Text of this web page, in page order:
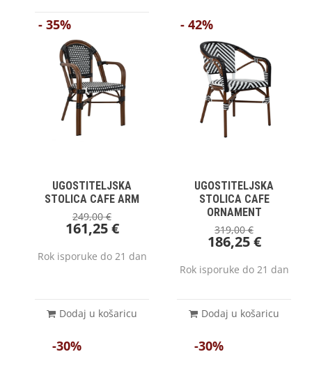
- 35%
UGOSTITELJSKA
STOLICA CAFE ARM
249,00€
161,25€
Rok isporuke do 21 dan
Dodaj u košaricu
- 42%
UGOSTITELJSKA
STOLICA CAFE
ORNAMENT
319,00€
186,25€
Rok isporuke do 21 dan
Dodaj u košaricu
-30% -30%